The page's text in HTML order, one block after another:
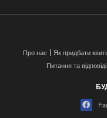
Про нас Як придбати
Питання та відповіді